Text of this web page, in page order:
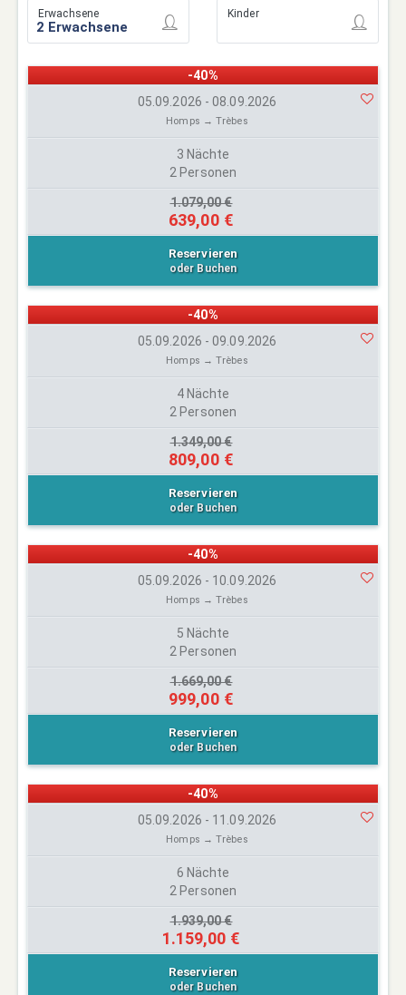
Erwachsene Kinder
-40%
05.09.2026 - 08.09.2026
Homps → Trèbes
3 Nächte
2 Personen
1.079,00 €
639,00 €
Reservieren
oder Buchen
-40%
05.09.2026 - 09.09.2026
Homps → Trèbes
4 Nächte
2 Personen
1.349,00 €
809,00 €
Reservieren
oder Buchen
-40%
05.09.2026 - 10.09.2026
Homps → Trèbes
5 Nächte
2 Personen
1.669,00 €
999,00 €
Reservieren
oder Buchen
-40%
05.09.2026 - 11.09.2026
Homps → Trèbes
6 Nächte
2 Personen
1.939,00 €
1.159,00 €
Reservieren
oder Buchen